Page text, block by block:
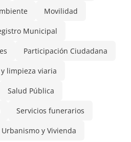
Movilidad
Municipal
Participación Ciudadana
limpieza viaria
Salud Pública
Servicios funerarios
Urbanismo y Vivienda